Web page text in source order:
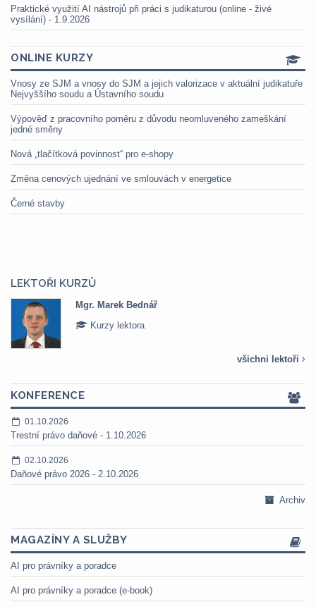
Praktické využití AI nástrojů při práci s judikaturou (online - živé
vysílání) - 1.9.2026
ONLINE KURZY
Vnosy ze SJM a vnosy do SJM a jejich valorizace v aktuální judikatuře
Nejvyššího soudu a Ústavního soudu
Výpověď z pracovního poměru z důvodu neomluveného zameškání
jedné směny
Nová „tlačítková povinnost“ pro e-shopy
Změna cenových ujednání ve smlouvách v energetice
Černé stavby
LEKTOŘI KURZŮ
Mgr. Marek Bednář
Kurzy lektora
všichni lektoři
KONFERENCE
01.10.2026
Trestní právo daňové - 1.10.2026
02.10.2026
Daňové právo 2026 - 2.10.2026
Archiv
MAGAZÍNY A SLUŽBY
AI pro právníky a poradce
AI pro právníky a poradce (e-book)